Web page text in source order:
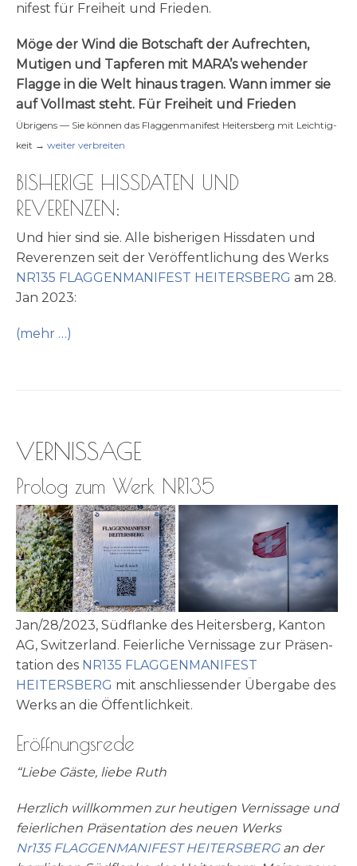
ni­fest für Frei­heit und Frieden.
Möge der Wind die Bot­schaft der Auf­rech­ten,
Muti­gen und Tap­fe­ren mit MARA’s wehen­der
Flag­ge in die Welt hin­aus tra­gen. Wann immer sie
auf Voll­mast steht. Für Frei­heit und Frieden
Übri­gens — Sie kön­nen das Flag­gen­ma­ni­fest Hei­tersberg mit Leich­tig­
keit → wei­ter verbreiten
BISHERIGE HISSDATEN UND
REVERENZEN:
Und hier sind sie. Alle bis­he­ri­gen Hiss­da­ten und
Reve­ren­zen seit der Ver­öf­fent­li­chung des Werks
NR135 FLAGGENMANIFEST HEITERSBERG am 28.
Jan 2023:
(mehr …)
VERNISSAGE
Prolog zum Werk NR135
Jan/28/2023, Süd­flan­ke des Hei­tersberg, Kan­ton
AG, Switz­er­land. Fei­er­li­che Ver­nis­sa­ge zur Prä­sen­
ta­ti­on des NR135 FLAGGENMANIFEST
HEITERSBERG mit anschlies­sen­der Über­ga­be des
Werks an die Öffentlichkeit.
Eröffnungsrede
“Lie­be Gäste, lie­be Ruth
Herz­lich will­kom­men zur heu­ti­gen Ver­nis­sa­ge und
fei­er­li­chen Prä­sen­ta­ti­on des neu­en Werks
Nr135 FLAGGENMANIFEST HEITERSBERGan der